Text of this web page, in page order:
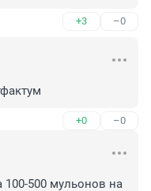
+3 –0
+0 –0
100-500 мульонов на